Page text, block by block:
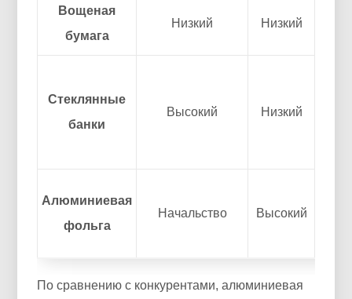
Вощеная
бумага
Низкий Низкий
Стеклянные
банки
Высокий Низкий
Алюминиевая
фольга
Начальство Высокий
По сравнению с конкурентами, алюминиевая